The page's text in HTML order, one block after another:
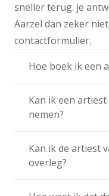
sneller terug. je
Aarzel dan zeker
contactformulier.
Hoe boek ik een
Kan ik een
nemen?
Kan ik de artiest
overleg?